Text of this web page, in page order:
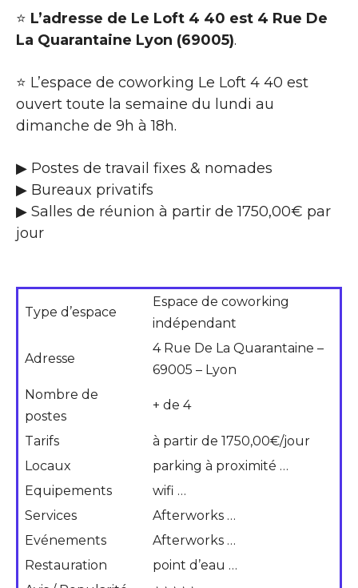
⭐ L’adresse de Le Loft 4 40 est 4 Rue De
La Quarantaine Lyon (69005).
⭐ L’espace de coworking Le Loft 4 40 est
ouvert toute la semaine du lundi au
dimanche de 9h à 18h.
▶ Postes de travail fixes & nomades
▶ Bureaux privatifs
▶ Salles de réunion à partir de 1750,00€ par
jour
Type d’espace
Espace de coworking
indépendant
Adresse
4 Rue De La Quarantaine –
69005 – Lyon
Nombre de
postes
+ de 4
Tarifs
à partir de 1750,00€/jour
Locaux
parking à proximité …
Equipements
wifi …
Services
Afterworks …
Evénements
Afterworks …
Restauration
point d’eau …